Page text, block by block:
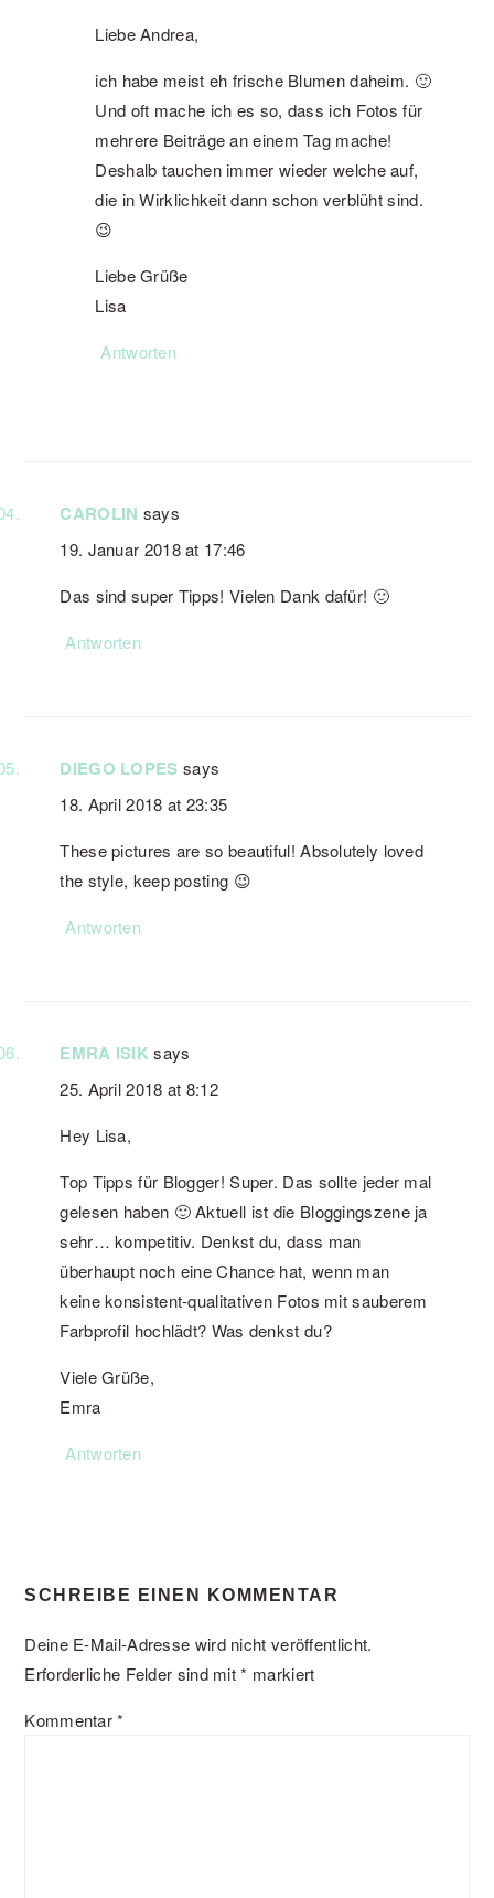
Liebe Andrea,
ich habe meist eh frische Blumen daheim. 🙂
Und oft mache ich es so, dass ich Fotos für
mehrere Beiträge an einem Tag mache!
Deshalb tauchen immer wieder welche auf,
die in Wirklichkeit dann schon verblüht sind.
😉
Liebe Grüße
Lisa
Antworten
CAROLIN says
19. Januar 2018 at 17:46
Das sind super Tipps! Vielen Dank dafür! 🙂
Antworten
DIEGO LOPES says
18. April 2018 at 23:35
These pictures are so beautiful! Absolutely loved
the style, keep posting 😉
Antworten
EMRA ISIK says
25. April 2018 at 8:12
Hey Lisa,
Top Tipps für Blogger! Super. Das sollte jeder mal
gelesen haben 🙂 Aktuell ist die Bloggingszene ja
sehr… kompetitiv. Denkst du, dass man
überhaupt noch eine Chance hat, wenn man
keine konsistent-qualitativen Fotos mit sauberem
Farbprofil hochlädt? Was denkst du?
Viele Grüße,
Emra
Antworten
SCHREIBE EINEN KOMMENTAR
Deine E-Mail-Adresse wird nicht veröffentlicht.
Erforderliche Felder sind mit* markiert
Kommentar*